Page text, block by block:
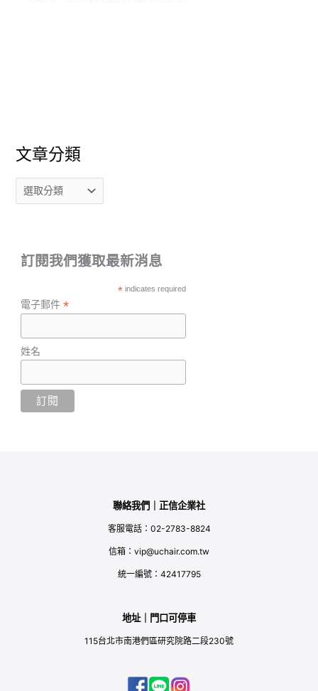
文章分類
訂閱我們獲取最新消息
*indicates required
電子郵件*
姓名
聯絡我們｜正信企業社
客服電話：02-2783-8824
信箱：vip@uchair.com.tw
統一編號：42417795
地址｜門口可停車
115台北市南港們區研究院路二段230號